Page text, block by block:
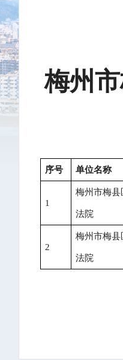
梅州
序号 单位名称
1
梅州市梅县
法院
2
梅州市梅县
法院